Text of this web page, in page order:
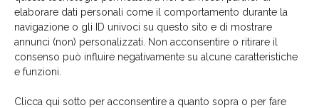
elaborare dati personali come il comportamento durante la
navigazione o gli ID univoci su questo sito e di mostrare
annunci (non) personalizzati. Non acconsentire o ritirare il
consenso può influire negativamente su alcune caratteristiche
e funzioni.
Clicca qui sotto per acconsentire a quanto sopra o per fare
TAG Bosch cassetto XXL
frigorifero combinato
Green Collection
materiali riciclabili
sistema Perfect Fit
sistema VitaFresh XXL <0°C>
tecnologia Total No Frost